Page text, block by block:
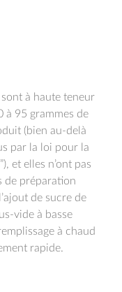
à haute teneur
à 95 grammes de
(bien au-delà
par la loi pour la
et elles n’ont pas
de préparation
de sucre de
vide à basse
à chaud
rapide.